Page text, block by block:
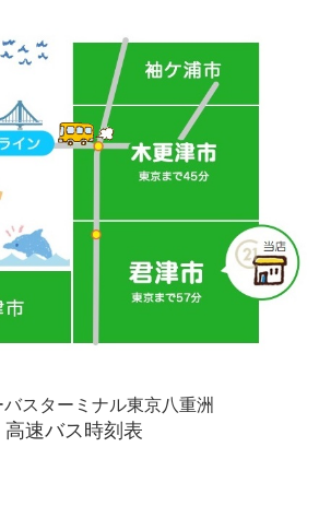
スターミナル東京八重洲
高速バス時刻表